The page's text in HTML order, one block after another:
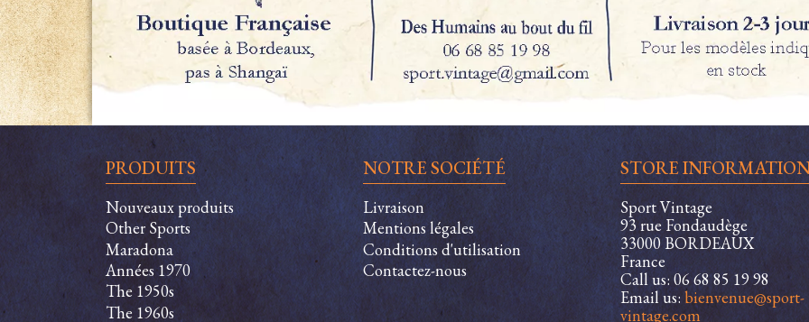
PRODUITS
Nouveaux produits
Other Sports
Maradona
Années 1970
The 1950s
The 1960s
NOTRE SOCIÉTÉ
Livraison
Mentions légales
Conditions d'utilisation
Contactez-nous
STORE
Sport Vintage
93 rue Fondaudège
33000 BORDEAUX
France
Call us: 06 68 85 19 98
Email us: bienvenue@sport-
vintage.com